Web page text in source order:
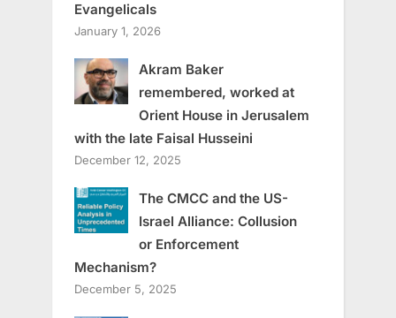
Evangelicals
January 1, 2026
Akram Baker
remembered, worked at
Orient House in Jerusalem
with the late Faisal Husseini
December 12, 2025
The CMCC and the US-
Israel Alliance: Collusion
or Enforcement
Mechanism?
December 5, 2025